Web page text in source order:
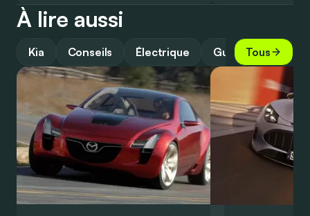
À lire aussi
Kia Conseils Électrique Guide Tous